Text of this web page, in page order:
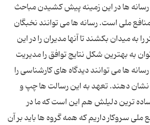
ها در این زمینه پیش کشیدن مباحث
ملی است. رسانه ها می توانند نخبگان
به میدان بکشند تا آنها مدیران را در این
به بهترین شکل نتایج توافق را مدیریت
ها می توانند دیدگاه های کارشناسی را
دهند. تعهد به این رسالت ها چپ و
ترین دلیلش هم این است که ما در
ملی سروکار داریم که همه گروه ها باید بر آن